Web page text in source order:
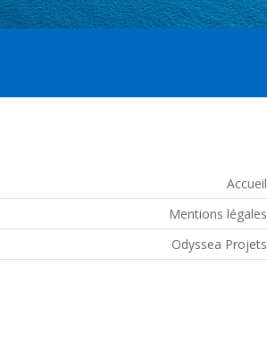
Accueil
Mentions légales
Odyssea Projets